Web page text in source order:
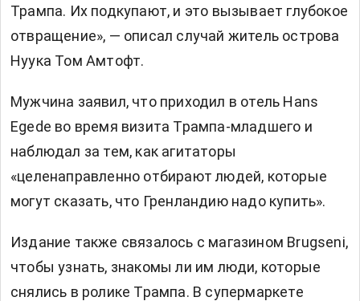
Трампа. Их подкупают, и это вызывает глубокое
отвращение», — описал случай житель острова
Нуука Том Амтофт.
Мужчина заявил, что приходил в отель Hans
Egede во время визита Трампа-младшего и
наблюдал за тем, как агитаторы
«целенаправленно отбирают людей, которые
могут сказать, что Гренландию надо купить».
Издание также связалось с магазином Brugseni,
чтобы узнать, знакомы ли им люди, которые
снялись в ролике Трампа. В супермаркете